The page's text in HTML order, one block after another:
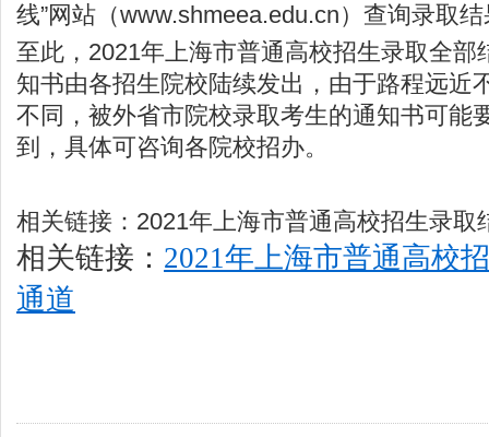
线”网站（www.shmeea.edu.cn）查询录取
至此，2021年上海市普通高校招生录取全部
知书由各招生院校陆续发出，由于路程远近
不同，被外省市院校录取考生的通知书可能
到，具体可咨询各院校招办。
相关链接：2021年上海市普通高校招生录取
相关链接： 2021年上海市普通高校
通道